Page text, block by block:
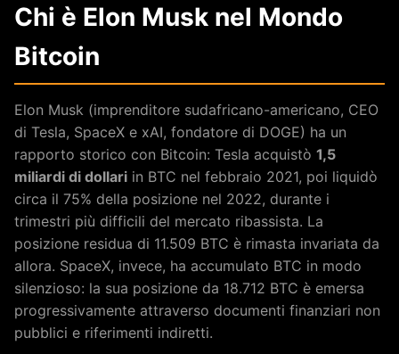
Chi è Elon Musk nel Mondo
Bitcoin
Elon Musk (imprenditore sudafricano-americano, CEO
di Tesla, SpaceX e xAI, fondatore di DOGE) ha un
rapporto storico con Bitcoin: Tesla acquistò 1,5
miliardi di dollari in BTC nel febbraio 2021, poi liquidò
circa il 75% della posizione nel 2022, durante i
trimestri più difficili del mercato ribassista. La
posizione residua di 11.509 BTC è rimasta invariata da
allora. SpaceX, invece, ha accumulato BTC in modo
silenzioso: la sua posizione da 18.712 BTC è emersa
progressivamente attraverso documenti finanziari non
pubblici e riferimenti indiretti.